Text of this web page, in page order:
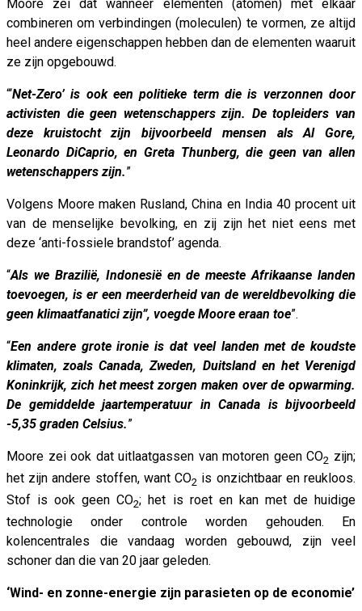
Moore zei dat wanneer elementen (atomen) met elkaar
combineren om verbindingen (moleculen) te vormen, ze altijd
heel andere eigenschappen hebben dan de elementen waaruit
ze zijn opgebouwd.
“‘Net-Zero’ is ook een politieke term die is verzonnen door
activisten die geen wetenschappers zijn. De topleiders van
deze kruistocht zijn bijvoorbeeld mensen als Al Gore,
Leonardo DiCaprio, en Greta Thunberg, die geen van allen
wetenschappers zijn.”
Volgens Moore maken Rusland, China en India 40 procent uit
van de menselijke bevolking, en zij zijn het niet eens met
deze ‘anti-fossiele brandstof’ agenda.
“Als we Brazilië, Indonesië en de meeste Afrikaanse landen
toevoegen, is er een meerderheid van de wereldbevolking die
geen klimaatfanatici zijn”, voegde Moore eraan toe”.
“Een andere grote ironie is dat veel landen met de koudste
klimaten, zoals Canada, Zweden, Duitsland en het Verenigd
Koninkrijk, zich het meest zorgen maken over de opwarming.
De gemiddelde jaartemperatuur in Canada is bijvoorbeeld
-5,35 graden Celsius.”
Moore zei ook dat uitlaatgassen van motoren geen CO2 zijn;
het zijn andere stoffen, want CO2 is onzichtbaar en reukloos.
Stof is ook geen CO2; het is roet en kan met de huidige
technologie onder controle worden gehouden. En
kolencentrales die vandaag worden gebouwd, zijn veel
schoner dan die van 20 jaar geleden.
‘Wind- en zonne-energie zijn parasieten op de economie’